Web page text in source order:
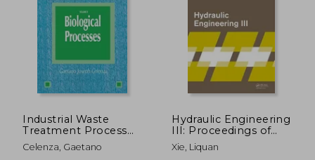
5% 382,06 € 5%
Industrial Waste
Treatment Process
Engineering:
Biological Processes,
Celenza, Gaetano
Hydraulic Engineering
III: Proceedings of
the 3rd Technical
Conference on
Xie, Liquan